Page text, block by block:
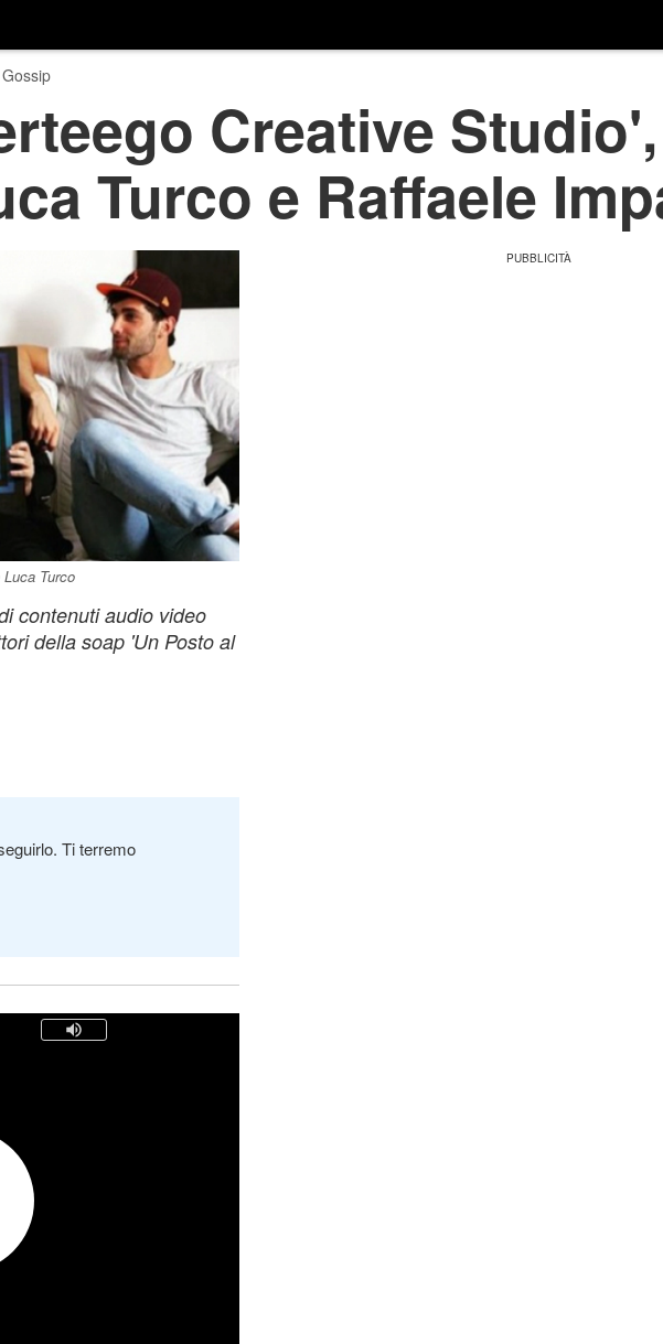
Creative
Turco e Raffaele
Turco
contenuti audio video
della soap 'Un Posto al
Ti terremo